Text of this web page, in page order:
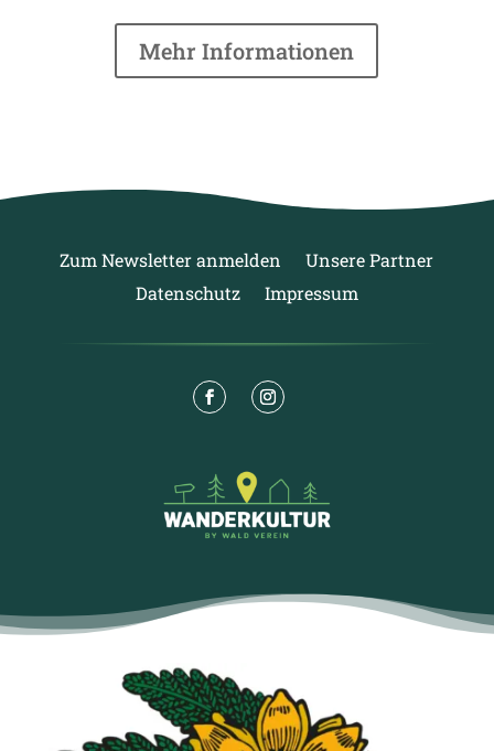
Mehr Informationen
Zum Newsletter anmelden
Unsere Partner
Datenschutz
Impressum